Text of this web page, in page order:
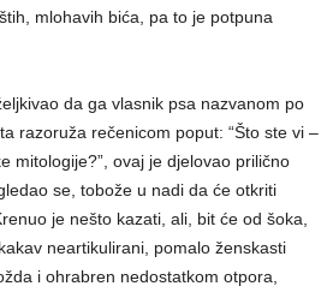
mlohavih bića, pa to je potpuna
da ga vlasnik psa nazvanom po
razoruža rečenicom poput: “Što ste vi –
mitologije?”, ovaj je djelovao prilično
se, tobože u nadi da će otkriti
je nešto kazati, ali, bit će od šoka,
neartikulirani, pomalo ženskasti
i ohrabren nedostatkom otpora,